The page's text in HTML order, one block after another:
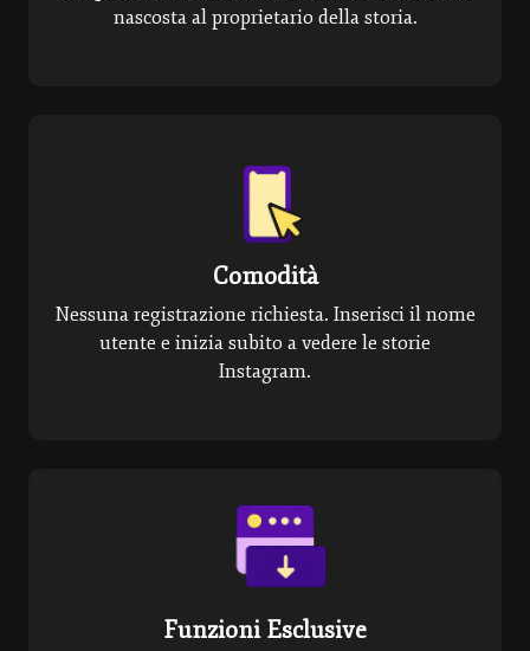
nascosta al proprietario della storia.
Comodità
Nessuna registrazione richiesta. Inserisci il nome
utente e inizia subito a vedere le storie
Instagram.
Funzioni Esclusive